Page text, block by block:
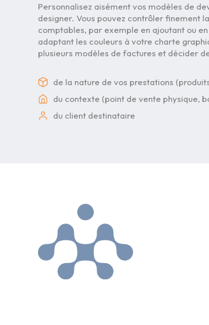
Personnalisez aisément vos modèles de
designer. Vous pouvez contrôler finement
comptables, par exemple en ajoutant ou
adaptant les couleurs à votre charte
plusieurs modèles de factures et décider
de la nature de vos prestations
du contexte (point de vente physique,
du client destinataire